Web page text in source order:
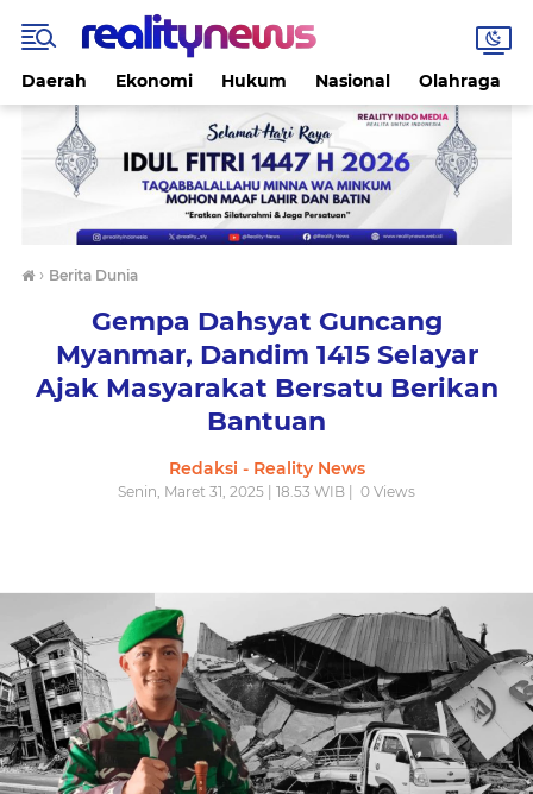
Daerah Ekonomi Hukum Nasional Olahraga
› Berita Dunia
Gempa Dahsyat Guncang
Myanmar, Dandim 1415 Selayar
Ajak Masyarakat Bersatu Berikan
Bantuan
Redaksi - Reality News
Senin, Maret 31, 2025 | 18.53 WIB | 0 Views